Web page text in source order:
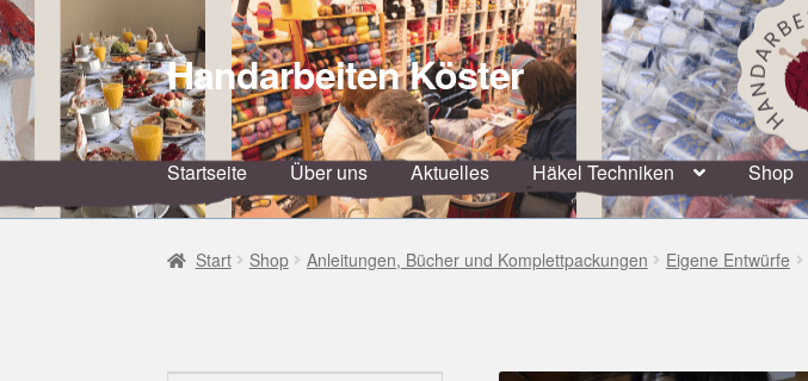
Zur
Navigation
springen
Zum
Inhalt
springen
Handarbeiten Köster
Startseite Über uns Aktuelles Häkel Techniken Shop
Start Shop Anleitungen, Bücher und Komplettpackungen Eigene Entwürfe